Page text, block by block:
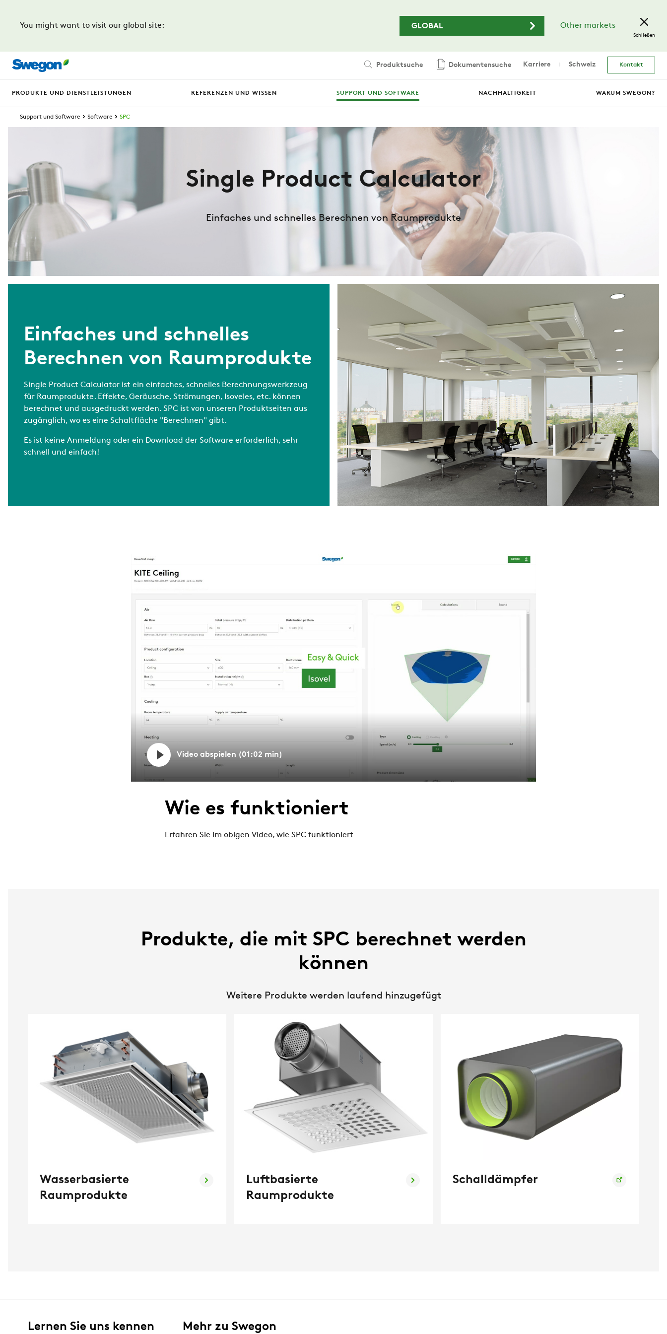
You might want to visit our global site:
GLOBAL Other markets
Schließen
Produktsuche Dokumentensuche Karriere Schweiz Kontakt
PRODUKTE UND DIENSTLEISTUNGEN REFERENZEN UND WISSEN SUPPORT UND SOFTWARE NACHHALTIGKEIT WARUM SWEGON?
Support und Software Software SPC
Single Product Calculator
Einfaches und schnelles Berechnen von Raumprodukte
Einfaches und schnelles
Berechnen von Raumprodukte
Single Product Calculator ist ein einfaches, schnelles Berechnungswerkzeug
für Raumprodukte. Effekte, Geräusche, Strömungen, Isoveles, etc. können
berechnet und ausgedruckt werden. SPC ist von unseren Produktseiten aus
zugänglich, wo es eine Schaltfläche "Berechnen" gibt.
Es ist keine Anmeldung oder ein Download der Software erforderlich, sehr
schnell und einfach!
Video abspielen (01:02 min)
Wie es funktioniert
Erfahren Sie im obigen Video, wie SPC funktioniert
Produkte, die mit SPC berechnet werden
können
Weitere Produkte werden laufend hinzugefügt
Wasserbasierte
Raumprodukte
Luftbasierte
Raumprodukte
Schalldämpfer
Lernen Sie uns kennen Mehr zu Swegon